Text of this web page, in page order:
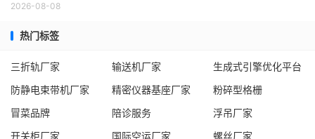
2026-08-08
热门标签
三折轨厂家 输送机厂家
生成式引擎优化平台
防静电束带机厂家
精密仪器基座厂家
粉碎型格栅
冒菜品牌
陪诊服务
浮吊厂家
开关柜厂家
国际空运厂家 螺丝厂家